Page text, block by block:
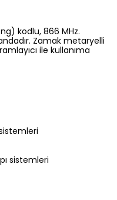
kodlu, 866 MHz.
Zamak metaryelli
ile kullanıma
sistemleri